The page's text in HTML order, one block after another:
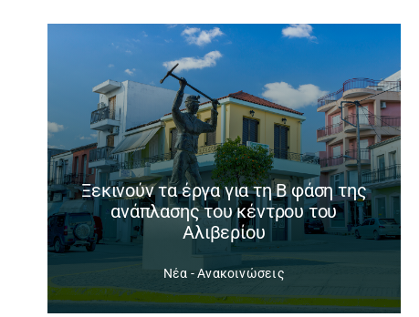
Ξεκινούν τα έργα για τη Β φάση της
ανάπλασης του κέντρου του
Αλιβερίου
Νέα - Ανακοινώσεις